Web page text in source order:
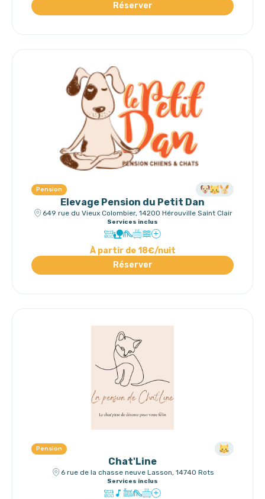
Réserver
Pension
Elevage Pension du Petit Dan
649 rue du Vieux Colombier, 14200 Hérouville Saint Clair
Services inclus
À partir de 18€/nuit
Réserver
Pension
Chat'Line
6 rue de la chasse neuve Lasson, 14740 Rots
Services inclus